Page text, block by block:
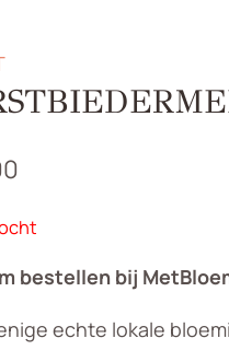
bestellen bij
echte lokale